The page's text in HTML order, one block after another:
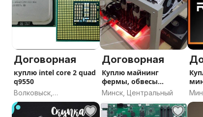
Договорная
куплю intel core 2 quad
q9550
Волковыск,
Гродненская область
Договорная
Куплю майнинг
фермы, обвесы
майнинг ферм
Минск, Центральный
ai